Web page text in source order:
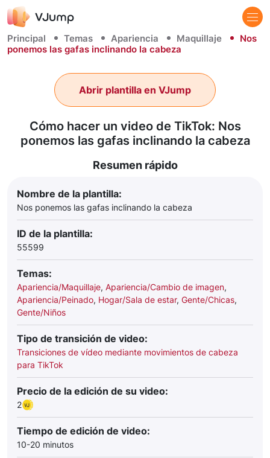
Principal Temas Apariencia Maquillaje
Nos
ponemos las gafas inclinando la cabeza
Cómo hacer un video de TikTok: Nos
ponemos las gafas inclinando la cabeza
Abrir plantilla en VJump
Resumen rápido
Nombre de la plantilla:
Nos ponemos las gafas inclinando la cabeza
ID de la plantilla:
55599
Temas:
Apariencia/Maquillaje, Apariencia/Cambio de imagen,
Apariencia/Peinado, Hogar/Sala de estar, Gente/Chicas,
Gente/Niños
Tipo de transición de video:
Transiciones de vídeo mediante movimientos de cabeza
para TikTok
Precio de la edición de su video:
2
Tiempo de edición de video:
10-20 minutos